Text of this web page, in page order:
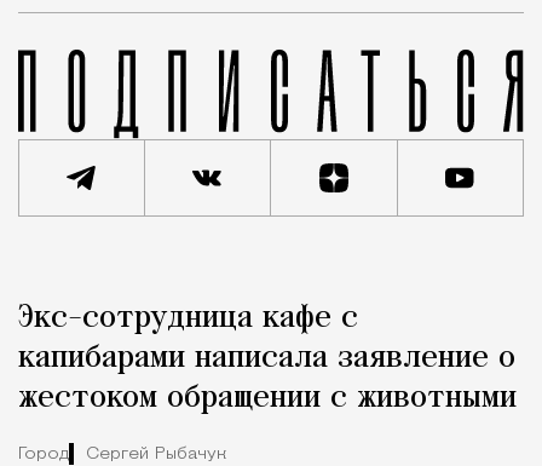
Город
Экс-сотрудница кафе с
капибарами написала заявление о
жестоком обращении с животными
Город Сергей Рыбачук